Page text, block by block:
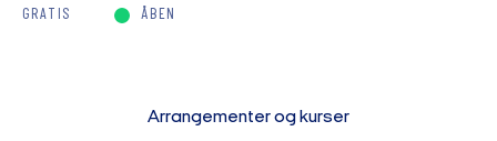
GRATIS ÅBEN
Arrangementer og kurser